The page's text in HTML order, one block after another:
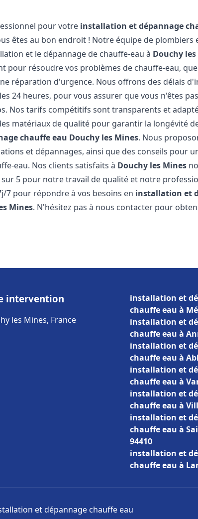
pour votre installation et dépannage
êtes au bon endroit ! Notre équipe de plombiers
et le dépannage de chauffe-eau à Douchy
pour résoudre vos problèmes de chauffe-eau,
réparation d'urgence. Nous offrons des délais
24 heures, pour vous assurer que vous n'êtes
Nos tarifs compétitifs sont transparents et
matériaux de qualité pour garantir la longévité
chauffe eau Douchy les Mines. Nous
et dépannages, ainsi que des conseils pour
eau. Nos clients satisfaits à Douchy les Mines
sur 5 pour notre travail de qualité et notre
7 pour répondre à vos besoins en installation et
Mines. N'hésitez pas à nous contacter pour
intervention
les Mines, France
installation et
chauffe eau à
installation et
chauffe eau à
installation et
chauffe eau à
installation et
chauffe eau à
installation et
chauffe eau à
installation et
chauffe eau à
94410
installation et
chauffe eau à
et dépannage chauffe eau